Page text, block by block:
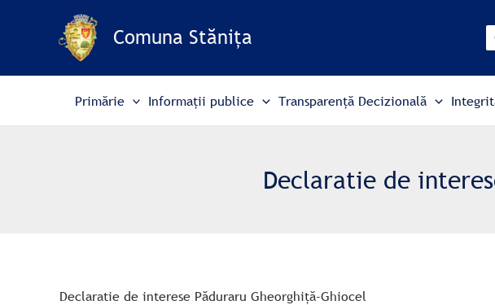
Comuna Stănița
Primărie Informații publice Transparență Decizională
Declaratie de
Declaratie de interese Păduraru Gheorghiță-Ghiocel